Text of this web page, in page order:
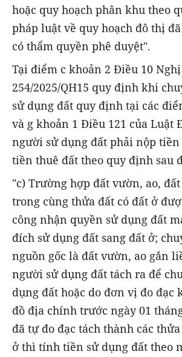
hoặc quy hoạch phân khu theo
pháp luật về quy hoạch đô thị
có thẩm quyền phê duyệt".
Tại điểm c khoản 2 Điều 10
254/2025/QH15 quy định khi
sử dụng đất quy định tại các
và g khoản 1 Điều 121 của Luật
người sử dụng đất phải nộp tiền
tiền thuê đất theo quy định sau
"c) Trường hợp đất vườn, ao,
trong cùng thửa đất có đất ở
công nhận quyền sử dụng đất
đích sử dụng đất sang đất ở;
nguồn gốc là đất vườn, ao gắn
người sử dụng đất tách ra để
dụng đất hoặc do đơn vị đo đạc
đồ địa chính trước ngày 01
đã tự đo đạc tách thành các
ở thì tính tiền sử dụng đất theo